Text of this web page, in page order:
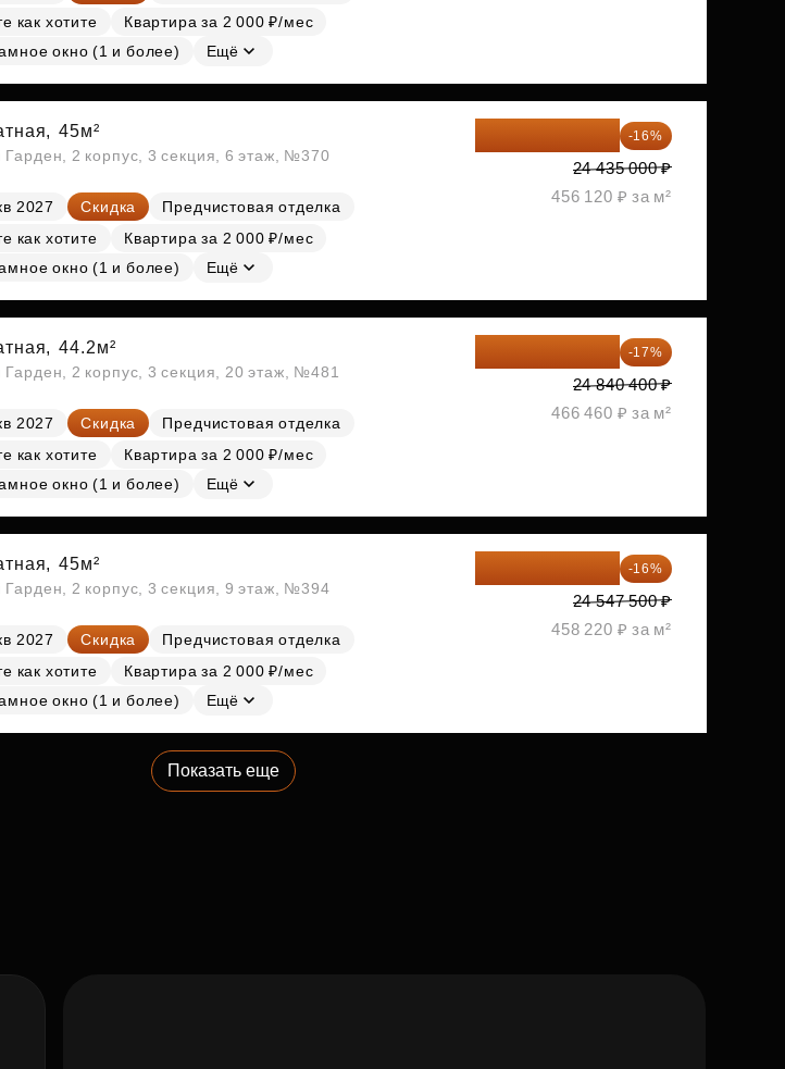
как хотите
Квартира за 2 000 ₽/мес
окно (1 и более)
Ещё
45м²
2 корпус, 3 секция, 6 этаж, №370
2027 Скидка
Предчистовая отделка
как хотите
Квартира за 2 000 ₽/мес
окно (1 и более)
Ещё
-16%
24 435 000 ₽
456 120 ₽ за м²
44.2м²
2 корпус, 3 секция, 20 этаж, №481
2027 Скидка
Предчистовая отделка
как хотите
Квартира за 2 000 ₽/мес
окно (1 и более)
Ещё
-17%
24 840 400 ₽
466 460 ₽ за м²
45м²
2 корпус, 3 секция, 9 этаж, №394
2027 Скидка
Предчистовая отделка
как хотите
Квартира за 2 000 ₽/мес
окно (1 и более)
Ещё
-16%
24 547 500 ₽
458 220 ₽ за м²
Показать еще